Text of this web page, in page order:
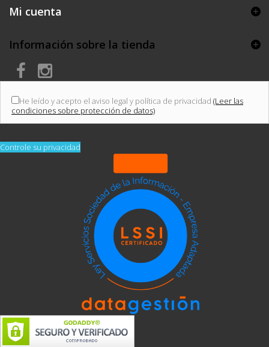
Mi cuenta
Información sobre la tienda
He leído y acepto el aviso legal y política de privacidad (Leer las
condiciones sobre protección de datos)
Controle su privacidad